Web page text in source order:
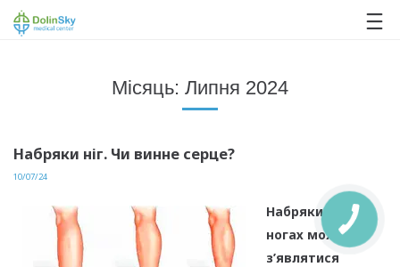
Місяць: Липня 2024
Набряки ніг. Чи винне серце?
10/07/24
Набряки на
ногах можуть
з’являтися